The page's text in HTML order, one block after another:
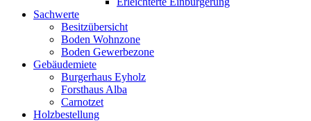
Sachwerte
Besitzübersicht
Boden Wohnzone
Boden Gewerbezone
Gebäudemiete
Burgerhaus Eyholz
Forsthaus Alba
Carnotzet
Holzbestellung